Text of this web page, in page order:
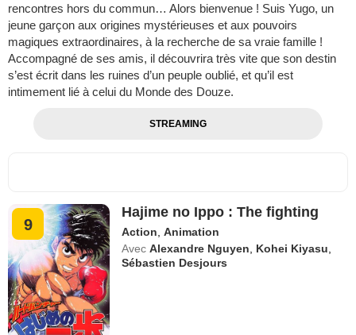
rencontres hors du commun… Alors bienvenue ! Suis Yugo, un
jeune garçon aux origines mystérieuses et aux pouvoirs
magiques extraordinaires, à la recherche de sa vraie famille !
Accompagné de ses amis, il découvrira très vite que son destin
s’est écrit dans les ruines d’un peuple oublié, et qu’il est
intimement lié à celui du Monde des Douze.
STREAMING
9
Hajime no Ippo : The fighting
Action ,Animation
Avec Alexandre Nguyen Kohei Kiyasu
Sébastien Desjours